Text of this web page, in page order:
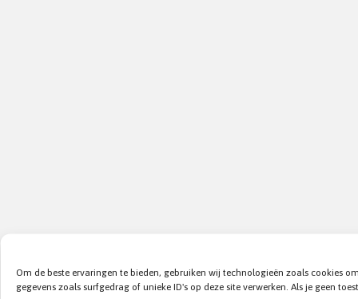
Om de beste ervaringen te bieden, gebruiken wij technologieën zoals cookies
gegevens zoals surfgedrag of unieke ID's op deze site verwerken. Als je geen